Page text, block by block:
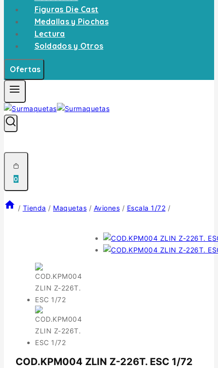
Figuras Die Cast
Medallas y Piochas
Lectura
Soldados y Otros
Ofertas
0
/ Tienda / Maquetas / Aviones / Escala 1/72 /
COD.KPM004 ZLIN Z-226T. ESC 1/72